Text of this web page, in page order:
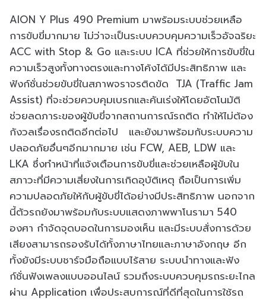
AION Y Plus 490 Premium มาพร้อมระบบช่วยเหลือ
การขับขี่มากมาย ไม่ว่าจะเป็นระบบควบคุมความเร็วอัจฉริยะ
ACC with Stop & Go และระบบ ICA ที่ช่วยให้การขับขี่ใน
ความเร็วสูงทั้งทางตรงและทางโค้งได้มีประสิทธิภาพ และ
ฟังก์ชั่นช่วยขับขี่ในสภาพจราจรติดขัด TJA (Traffic Jam
Assist) ที่จะช่วยควบคุมเบรกและคันเร่งให้โดยอัตโนมัติ
ช่วยลดภาระของผู้ขับขี่จากสถานการณ์รถติด ทำให้ไม่ต้อง
กังวลเรื่องรถติดอีกต่อไป และยังมาพร้อมกับระบบความ
ปลอดภัยอื่นๆอีกมากมาย เช่น FCW, AEB, LDW และ
LKA ซึ่งทำหน้าที่แจ้งเตือนการขับขี่และช่วยเหลือผู้ขับใน
สภาวะที่มีความเสี่ยงในการเกิดอุบัติเหตุ ถือเป็นการเพิ่ม
ความปลอดภัยให้กับผู้ขับขี่ได้อย่างมีประสิทธิภาพ นอกจาก
นี้ตัวรถยังมาพร้อมกับระบบแสดงภาพพาโนรามา 540
องศา กำจัดจุดบอดในการมองเห็น และมีระบบสั่งการด้วย
เสียงสามารถรองรับได้ทั้งภาษาไทยและภาษาอังกฤษ อีก
ทั้งยังมีระบบชาร์จมือถือแบบไร้สาย ระบบนำทางและฟัง
ก์ชั่นฟังเพลงแบบออนไลน์ รวมถึงระบบควบคุมรถระยะไกล
ผ่าน Application เพื่อประสบการณ์ที่ดีที่สุดในการใช้รถ